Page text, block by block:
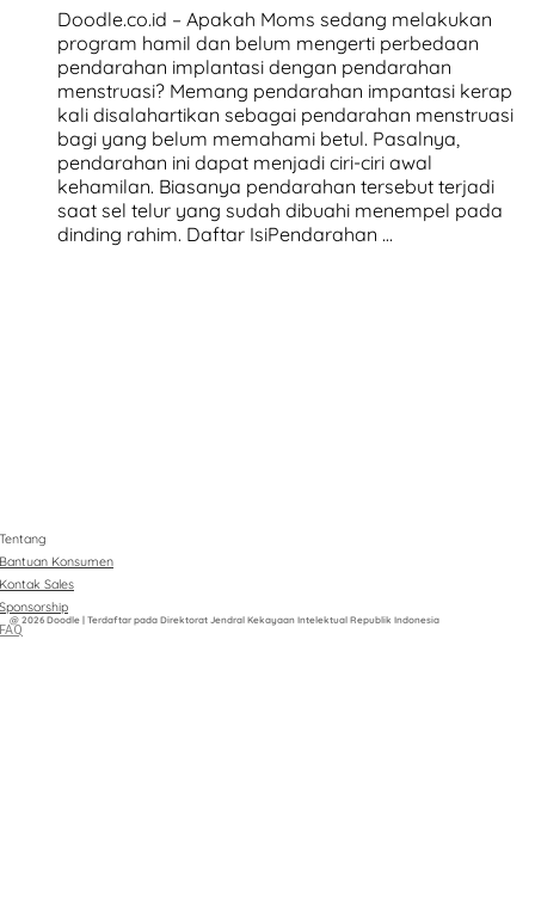
Doodle.co.id – Apakah Moms sedang melakukan
program hamil dan belum mengerti perbedaan
pendarahan implantasi dengan pendarahan
menstruasi? Memang pendarahan impantasi kerap
kali disalahartikan sebagai pendarahan menstruasi
bagi yang belum memahami betul. Pasalnya,
pendarahan ini dapat menjadi ciri-ciri awal
kehamilan. Biasanya pendarahan tersebut terjadi
saat sel telur yang sudah dibuahi menempel pada
dinding rahim. Daftar IsiPendarahan …
Tentang
Bantuan Konsumen
Kontak Sales
Sponsorship
FAQ
@ 2026 Doodle | Terdaftar pada Direktorat Jendral Kekayaan Intelektual Republik Indonesia